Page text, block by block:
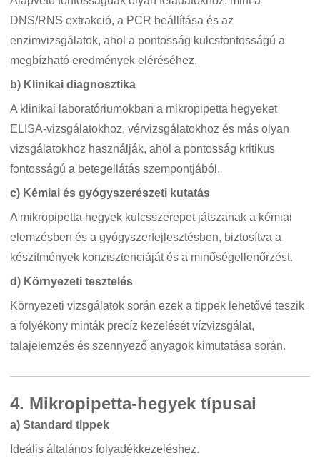
DNS/RNS extrakció, a PCR beállítása és az
enzimvizsgálatok, ahol a pontosság kulcsfontosságú a
megbízható eredmények eléréséhez.
b) Klinikai diagnosztika
A klinikai laboratóriumokban a mikropipetta hegyeket
ELISA-vizsgálatokhoz, vérvizsgálatokhoz és más olyan
vizsgálatokhoz használják, ahol a pontosság kritikus
fontosságú a betegellátás szempontjából.
c) Kémiai és gyógyszerészeti kutatás
A mikropipetta hegyek kulcsszerepet játszanak a kémiai
elemzésben és a gyógyszerfejlesztésben, biztosítva a
készítmények konzisztenciáját és a minőségellenőrzést.
d) Környezeti tesztelés
Környezeti vizsgálatok során ezek a tippek lehetővé teszik
a folyékony minták precíz kezelését vízvizsgálat,
talajelemzés és szennyező anyagok kimutatása során.
4. Mikropipetta-hegyek típusai
a) Standard tippek
Ideális általános folyadékkezeléshez.